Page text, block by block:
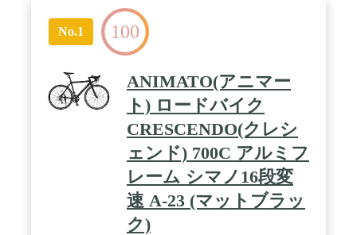
No.1 100
ANIMATO(アニマー
ト) ロードバイク
CRESCENDO(クレシ
ェンド) 700C アルミフ
レーム シマノ16段変
速 A-23 (マットブラッ
ク)